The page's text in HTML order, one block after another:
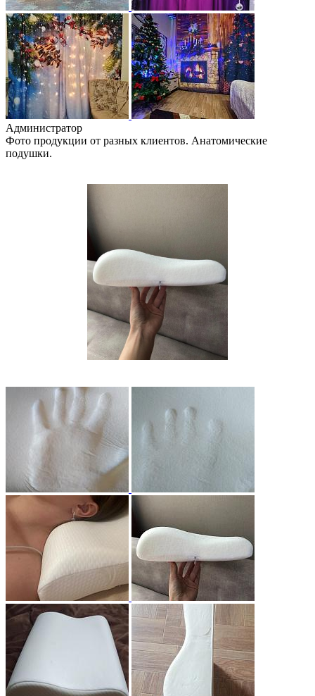
Администратор
Фото продукции от разных клиентов. Анатомические
подушки.